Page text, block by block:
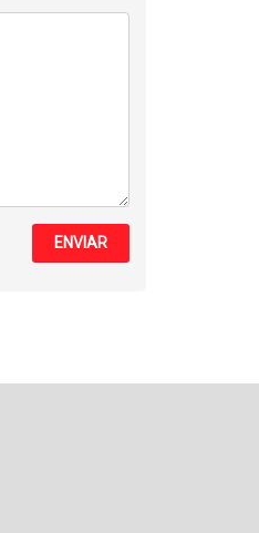
ENVIAR